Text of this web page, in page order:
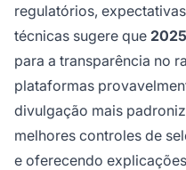
regulatórios,
técnicas sugere que
para a transparência no
plataformas
divulgação mais
melhores controles de
e oferecendo